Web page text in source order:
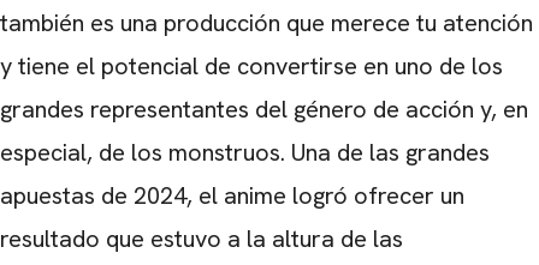
también es una producción que merece tu atención
y tiene el potencial de convertirse en uno de los
grandes representantes del género de acción y, en
especial, de los monstruos. Una de las grandes
apuestas de 2024, el anime logró ofrecer un
resultado que estuvo a la altura de las